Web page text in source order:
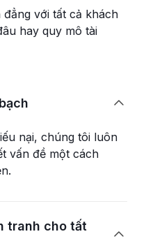
với tất cả khách
hay quy mô tài

nại, chúng tôi luôn
vấn đề một cách
tranh cho tất
